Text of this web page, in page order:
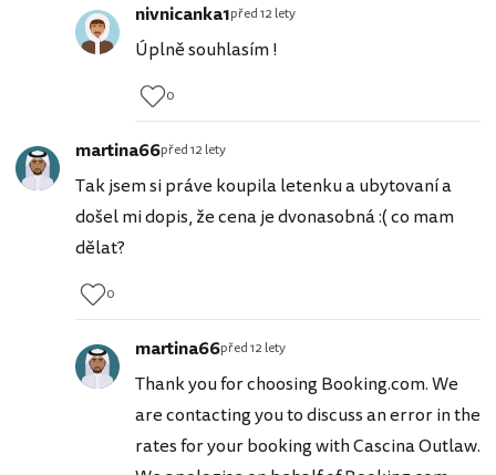
nivnicanka1před 12 lety
Úplně souhlasím !
0
martina66před 12 lety
Tak jsem si práve koupila letenku a ubytovaní a
došel mi dopis, že cena je dvonasobná :( co mam
dělat?
0
martina66před 12 lety
Thank you for choosing Booking.com. We
are contacting you to discuss an error in the
rates for your booking with Cascina Outlaw.